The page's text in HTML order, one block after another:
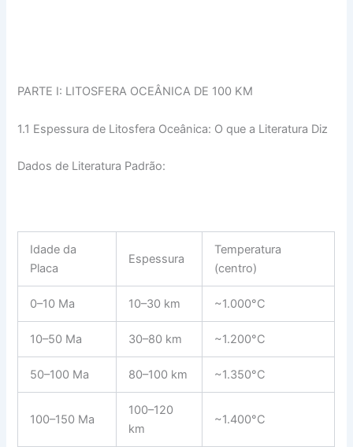
PARTE I: LITOSFERA OCEÂNICA DE 100 KM
1.1 Espessura de Litosfera Oceânica: O que a Literatura Diz
Dados de Literatura Padrão:
Idade da
Placa
Espessura
Temperatura
(centro)
0–10 Ma 10–30 km ~1.000°C
10–50 Ma 30–80 km ~1.200°C
50–100 Ma 80–100 km ~1.350°C
100–150 Ma
100–120
km
~1.400°C